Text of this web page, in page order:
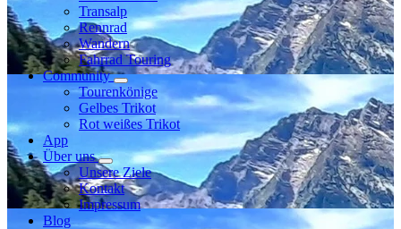
Transalp
Rennrad
Wandern
Fahrrad Touring
Community
Tourenkönige
Gelbes Trikot
Rot weißes Trikot
App
Über uns
Unsere Ziele
Kontakt
Impressum
Blog